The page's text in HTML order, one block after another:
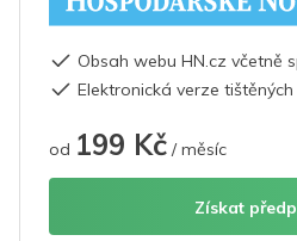
Obsah webu HN.cz včetně
Elektronická verze
od 199 Kč / měsíc
Získat